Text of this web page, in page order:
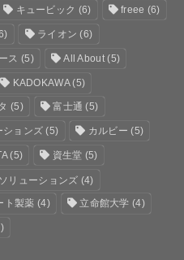
キュービック (6) freee (6)
ライオン (6)
ス (5) All About(5)
KADOKAWA(5)
(5) 富士通 (5)
ションズ (5) カルビー (5)
(5) 資生堂 (5)
リューションズ (4)
ト製薬 (4) 立命館大学 (4)